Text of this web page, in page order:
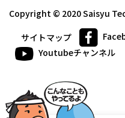
Copyright © 2020 Saisyu
サイトマップ
Youtubeチャンネル